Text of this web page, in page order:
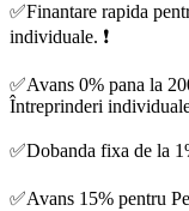
✅Finantare rapida
individuale. ❗️
✅Avans 0% pana la
Întreprinderi
✅Dobanda fixa de la
✅Avans 15% pentru